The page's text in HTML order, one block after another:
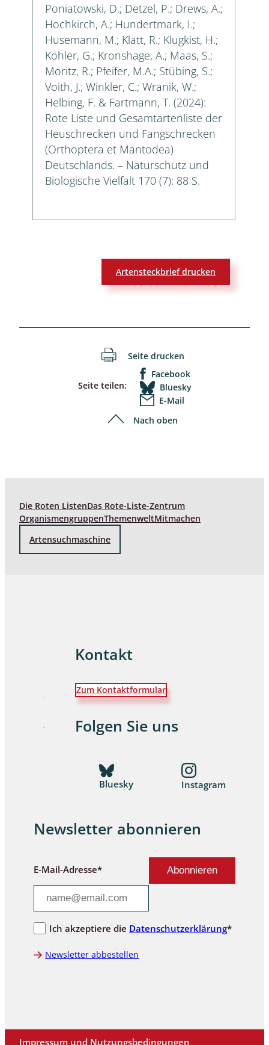
Poniatowski, D.; Detzel, P.; Drews, A.;
Hochkirch, A.; Hundertmark, I.;
Husemann, M.; Klatt, R.; Klugkist, H.;
Köhler, G.; Kronshage, A.; Maas, S.;
Moritz, R.; Pfeifer, M.A.; Stübing, S.;
Voith, J.; Winkler, C.; Wranik, W.;
Helbing, F. & Fartmann, T. (2024):
Rote Liste und Gesamtartenliste der
Heuschrecken und Fangschrecken
(Orthoptera et Mantodea)
Deutschlands. – Naturschutz und
Biologische Vielfalt 170 (7): 88 S.
Artensteckbrief drucken
Seite drucken
Seite teilen:
Facebook
Bluesky
E-Mail
Nach oben
Die Roten ListenDas Rote-Liste-Zentrum
OrganismengruppenThemenweltMitmachen
Artensuchmaschine
Kontakt
Zum Kontaktformular
Folgen Sie uns
Bluesky Instagram
Newsletter abonnieren
E-Mail-Adresse*
Ich akzeptiere die Datenschutzerklärung*
Newsletter abbestellen
Impressum und Nutzungsbedingungen